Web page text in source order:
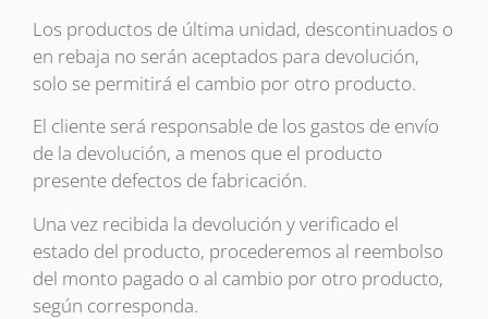
Los productos de última unidad, descontinuados o
en rebaja no serán aceptados para devolución,
solo se permitirá el cambio por otro producto.
El cliente será responsable de los gastos de envío
de la devolución, a menos que el producto
presente defectos de fabricación.
Una vez recibida la devolución y verificado el
estado del producto, procederemos al reembolso
del monto pagado o al cambio por otro producto,
según corresponda.